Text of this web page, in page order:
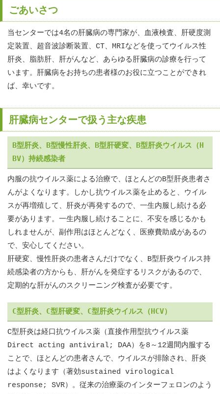
ごあいさつ
当センターでは4名の肝臓病の専門家が、血液検査、肝硬度測
定装置、超音波診断装置、CT、MRIなどを使ってウイルス性
肝炎、脂肪肝、肝がんなど、あらゆる肝臓病の診療を行って
います。肝臓病をお持ちの患者様のお役に立つことができれ
ば、幸いです。
肝臓病センターで扱う主な疾患
B型肝炎、B型慢性肝炎、B型肝硬変、B型肝炎ウイルス（H
BV）持続感染者
内服の抗ウイルス薬による治療で、ほとんどのB型肝炎患者さ
んがよくなります。しかし抗ウイルス薬を止めると、ウイル
スが再増殖して、肝炎が再発するので、一生内服し続ける必
要があります。一生内服し続けることに、不安を感じるかも
しれませんが、副作用はほとんどなく、医療費助成があるの
で、安心してください。
肝硬変、慢性肝炎の患者さんだけでなく、B型肝炎ウイルス持
続感染者の方からも、肝がんを発症するリスクがあるので、
定期的な肝がんのスクリーニング検査が必要です。
C型肝炎、C型肝硬変、C型肝炎ウイルス（HCV）
C型肝炎は経口抗ウイルス薬（直接作用型抗ウイルス薬
Direct acting antiviral; DAA）を8～12週間内服する
ことで、ほとんどの患者さんで、ウイルスが排除され、肝炎
はよくなります（著効sustained virological
response; SVR）。従来の治療薬のインターフェロンのよう